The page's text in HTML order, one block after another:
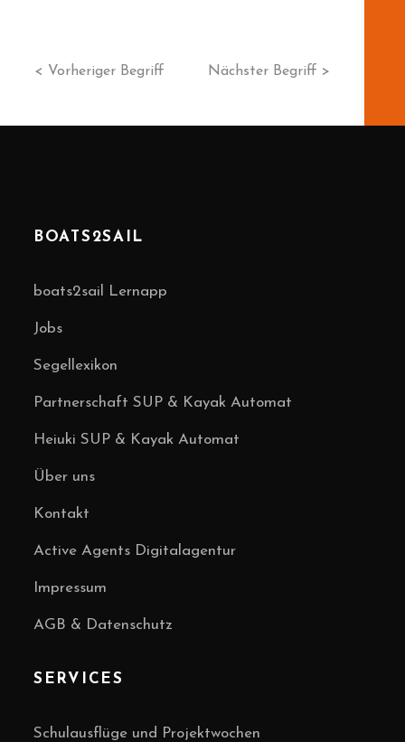
< Vorheriger Begriff Nächster Begriff >
BOATS2SAIL
boats2sail Lernapp
Jobs
Segellexikon
Partnerschaft SUP & Kayak Automat
Heiuki SUP & Kayak Automat
Über uns
Kontakt
Active Agents Digitalagentur
Impressum
AGB & Datenschutz
SERVICES
Schulausflüge und Projektwochen